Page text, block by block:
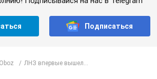
Подписаться
ЛНЗ впервые вышел...